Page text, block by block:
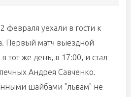
февраля уехали в гости к
Первый матч выездной
же день, в 17:00, и стал
Андрея Савченко.
шайбами "львам" не